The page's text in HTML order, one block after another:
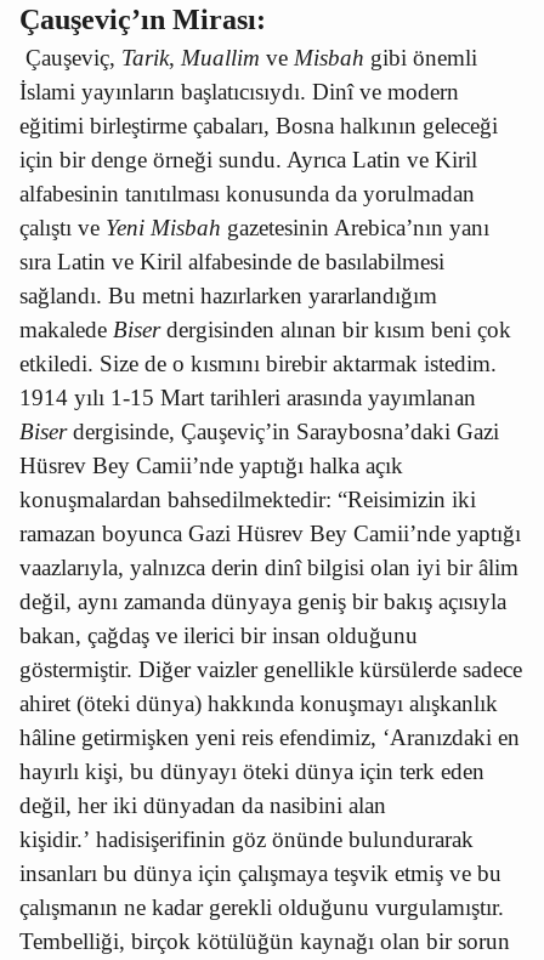
Çauşeviç’ın Mirası:
Çauşeviç, Tarik, Muallim ve Misbah gibi önemli
İslami yayınların başlatıcısıydı. Dinî ve modern
eğitimi birleştirme çabaları, Bosna halkının geleceği
için bir denge örneği sundu. Ayrıca Latin ve Kiril
alfabesinin tanıtılması konusunda da yorulmadan
çalıştı ve Yeni Misbah gazetesinin Arebica’nın yanı
sıra Latin ve Kiril alfabesinde de basılabilmesi
sağlandı. Bu metni hazırlarken yararlandığım
makalede Biserdergisinden alınan bir kısım beni çok
etkiledi. Size de o kısmını birebir aktarmak istedim.
1914 yılı 1-15 Mart tarihleri arasında yayımlanan
Biserdergisinde, Çauşeviç’in Saraybosna’daki Gazi
Hüsrev Bey Camii’nde yaptığı halka açık
konuşmalardan bahsedilmektedir: “Reisimizin iki
ramazan boyunca Gazi Hüsrev Bey Camii’nde yaptığı
vaazlarıyla, yalnızca derin dinî bilgisi olan iyi bir âlim
değil, aynı zamanda dünyaya geniş bir bakış açısıyla
bakan, çağdaş ve ilerici bir insan olduğunu
göstermiştir. Diğer vaizler genellikle kürsülerde sadece
ahiret (öteki dünya) hakkında konuşmayı alışkanlık
hâline getirmişken yeni reis efendimiz, ‘Aranızdaki en
hayırlı kişi, bu dünyayı öteki dünya için terk eden
değil, her iki dünyadan da nasibini alan
kişidir.’ hadisişerifinin göz önünde bulundurarak
insanları bu dünya için çalışmaya teşvik etmiş ve bu
çalışmanın ne kadar gerekli olduğunu vurgulamıştır.
Tembelliği, birçok kötülüğün kaynağı olan bir sorun